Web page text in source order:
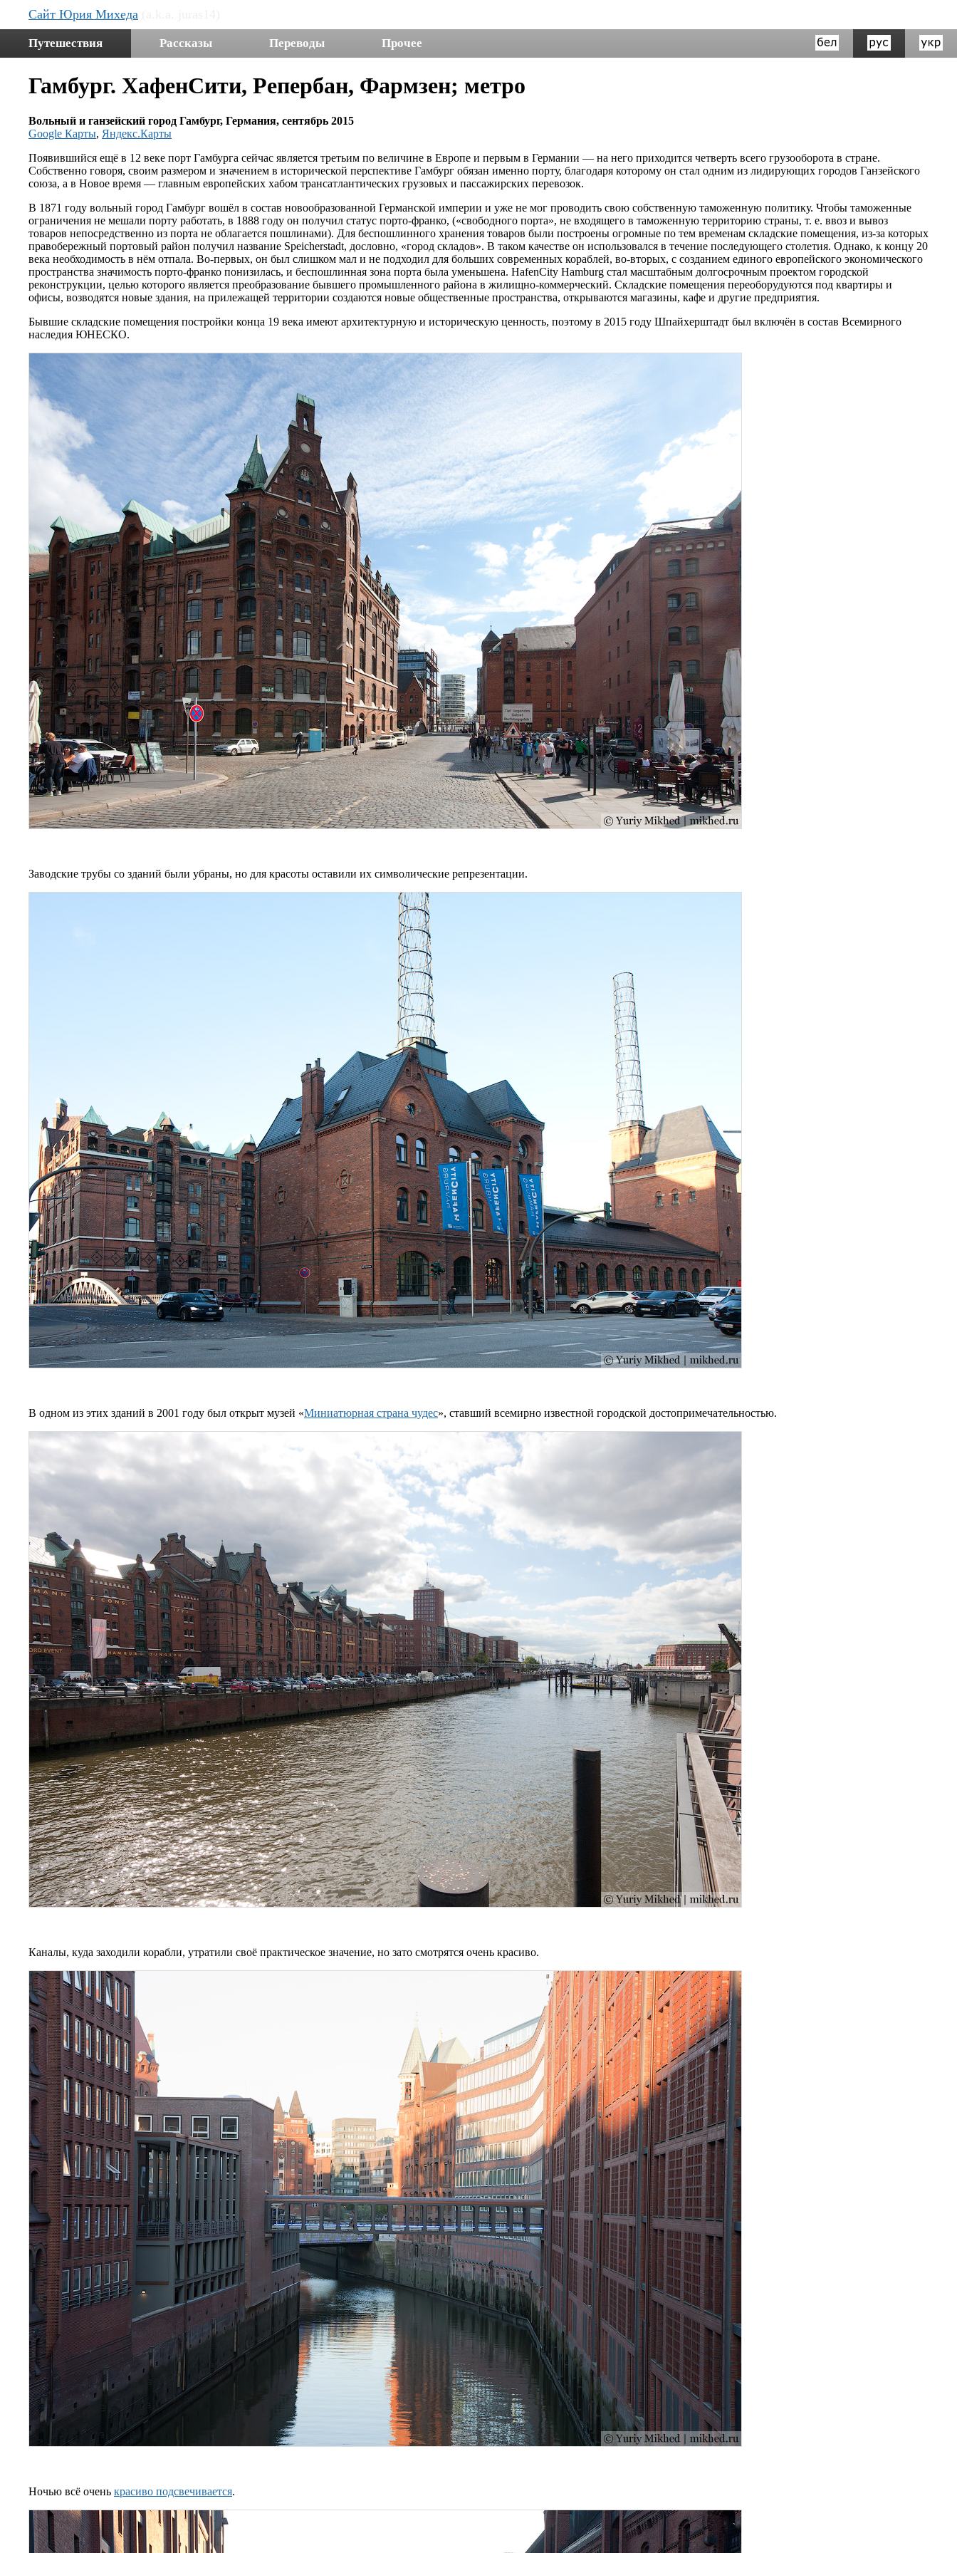
Сайт Юрия Михеда
Путешествия Рассказы Переводы Прочее
Гамбург. ХафенСити, Репербан, Фармзен; метро
Вольный и ганзейский город Гамбург, Германия, сентябрь 2015
Google Карты, Яндекс.Карты
Появившийся ещё в 12 веке порт Гамбурга сейчас является третьим по величине в Европе и первым в Германии — на него приходится четверть всего грузооборота в стране.
Собственно говоря, своим размером и значением в исторической перспективе Гамбург обязан именно порту, благодаря которому он стал одним из лидирующих городов Ганзейского
союза, а в Новое время — главным европейских хабом трансатлантических грузовых и пассажирских перевозок.
В 1871 году вольный город Гамбург вошёл в состав новообразованной Германской империи и уже не мог проводить свою собственную таможенную политику. Чтобы таможенные
ограничения не мешали порту работать, в 1888 году он получил статус порто-франко, («свободного порта», не входящего в таможенную территорию страны, т. е. ввоз и вывоз
товаров непосредственно из порта не облагается пошлинами). Для беспошлинного хранения товаров были построены огромные по тем временам складские помещения, из-за которых
правобережный портовый район получил название Speicherstadt, дословно, «город складов». В таком качестве он использовался в течение последующего столетия. Однако, к концу 20
века необходимость в нём отпала. Во-первых, он был слишком мал и не подходил для больших современных кораблей, во-вторых, с созданием единого европейского экономического
пространства значимость порто-франко понизилась, и беспошлинная зона порта была уменьшена. HafenCity Hamburg стал масштабным долгосрочным проектом городской
реконструкции, целью которого является преобразование бывшего промышленного района в жилищно-коммерческий. Складские помещения переоборудуются под квартиры и
офисы, возводятся новые здания, на прилежащей территории создаются новые общественные пространства, открываются магазины, кафе и другие предприятия.
Бывшие складские помещения постройки конца 19 века имеют архитектурную и историческую ценность, поэтому в 2015 году Шпайхерштадт был включён в состав Всемирного
наследия ЮНЕСКО.
Заводские трубы со зданий были убраны, но для красоты оставили их символические репрезентации.
В одном из этих зданий в 2001 году был открыт музей «Миниатюрная страна чудес», ставший всемирно известной городской достопримечательностью.
Каналы, куда заходили корабли, утратили своё практическое значение, но зато смотрятся очень красиво.
Ночью всё очень красиво подсвечивается.